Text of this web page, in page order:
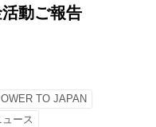
活動ご報告
TO JAPAN
ュース